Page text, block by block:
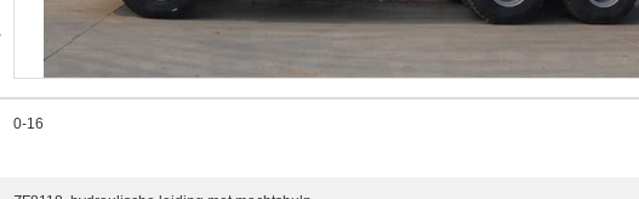
0-16